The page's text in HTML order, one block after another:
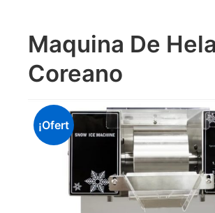
Maquina De
Coreano
¡Ofert